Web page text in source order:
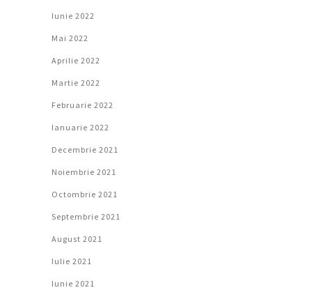
Iunie 2022
Mai 2022
Aprilie 2022
Martie 2022
Februarie 2022
Ianuarie 2022
Decembrie 2021
Noiembrie 2021
Octombrie 2021
Septembrie 2021
August 2021
Iulie 2021
Iunie 2021